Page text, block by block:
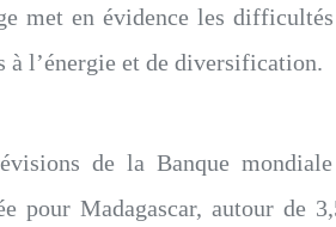
met en évidence les
à l’énergie et de diversification.
de la Banque
pour Madagascar, autour de